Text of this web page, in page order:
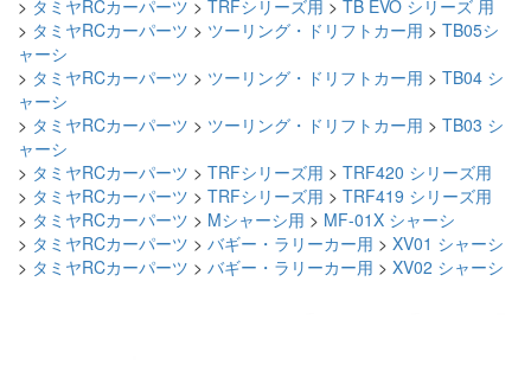
> タミヤRCカーパーツ > TRFシリーズ用 > TB EVO シリーズ 用
> タミヤRCカーパーツ > ツーリング・ドリフトカー用 > TB05シ
ャーシ
> タミヤRCカーパーツ > ツーリング・ドリフトカー用 > TB04 シ
ャーシ
> タミヤRCカーパーツ > ツーリング・ドリフトカー用 > TB03 シ
ャーシ
> タミヤRCカーパーツ > TRFシリーズ用 > TRF420 シリーズ用
> タミヤRCカーパーツ > TRFシリーズ用 > TRF419 シリーズ用
> タミヤRCカーパーツ > Mシャーシ用 > MF-01X シャーシ
> タミヤRCカーパーツ > バギー・ラリーカー用 > XV01 シャーシ
> タミヤRCカーパーツ > バギー・ラリーカー用 > XV02 シャーシ